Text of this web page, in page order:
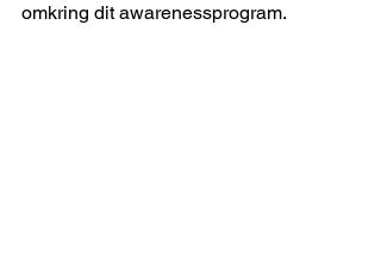
omkring dit awarenessprogram.